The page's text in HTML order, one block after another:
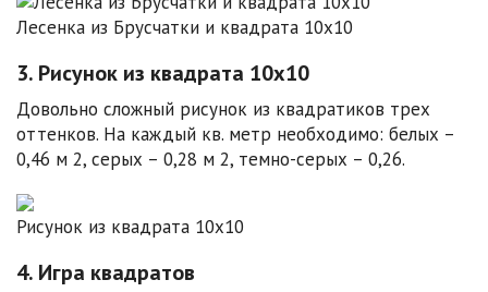
Лесенка из Брусчатки и квадрата 10х10
3. Рисунок из квадрата 10х10
Довольно сложный рисунок из квадратиков трех
оттенков. На каждый кв. метр необходимо: белых –
0,46 м 2, серых – 0,28 м 2, темно-серых – 0,26.
Рисунок из квадрата 10х10
4. Игра квадратов